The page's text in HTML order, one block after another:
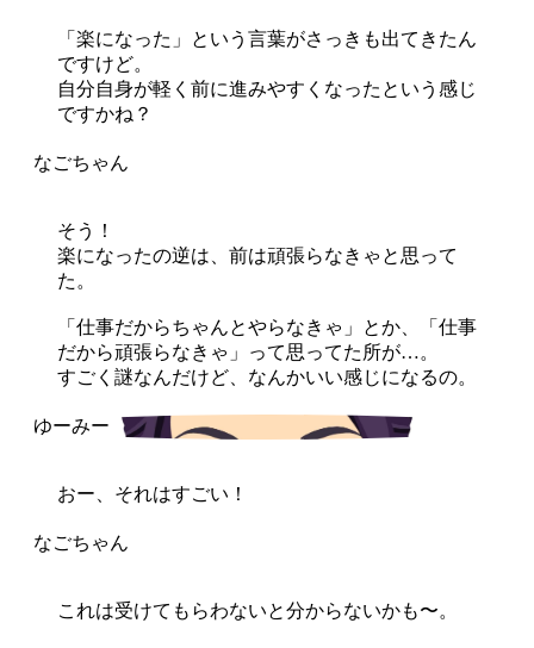
「楽になった」という言葉がさっきも出てきたん
ですけど。
自分自身が軽く前に進みやすくなったという感じ
ですかね？
そう！
楽になったの逆は、前は頑張らなきゃと思って
た。
「仕事だからちゃんとやらなきゃ」とか、「仕事
だから頑張らなきゃ」って思ってた所が…。
すごく謎なんだけど、なんかいい感じになるの。
おー、それはすごい！
これは受けてもらわないと分からないかも〜。